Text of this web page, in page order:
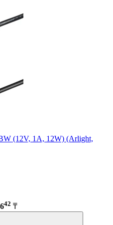
(12V, 1A, 12W) (Arlight,
42 ₸